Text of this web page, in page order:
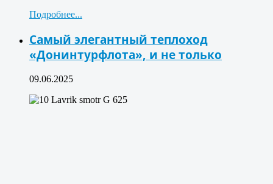
Подробнее...
Самый элегантный теплоход
«Донинтурфлота», и не только
09.06.2025